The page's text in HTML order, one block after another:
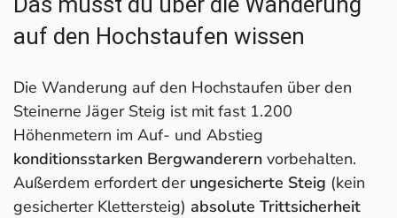
auf den Hochstaufen wissen
Die Wanderung auf den Hochstaufen über den
Steinerne Jäger Steig ist mit fast 1.200
Höhenmetern im Auf- und Abstieg
konditionsstarken Bergwanderern vorbehalten.
Außerdem erfordert der ungesicherte Steig (kein
gesicherter Klettersteig) absolute Trittsicherheit